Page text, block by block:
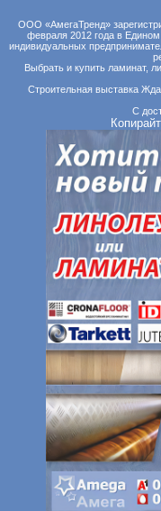
ООО «АмегаТренд»
февраля 2012 года в
индивидуальных
Выбрать и купить ламинат,
Строительная выставка
С